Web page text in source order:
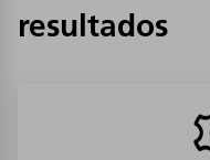
resultados